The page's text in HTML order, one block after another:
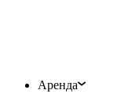
Аренда